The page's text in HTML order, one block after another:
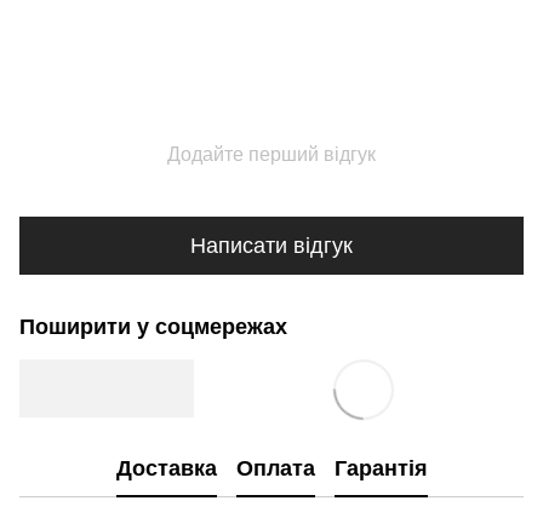
Додайте перший відгук
Написати відгук
Поширити у соцмережах
Доставка Оплата Гарантія